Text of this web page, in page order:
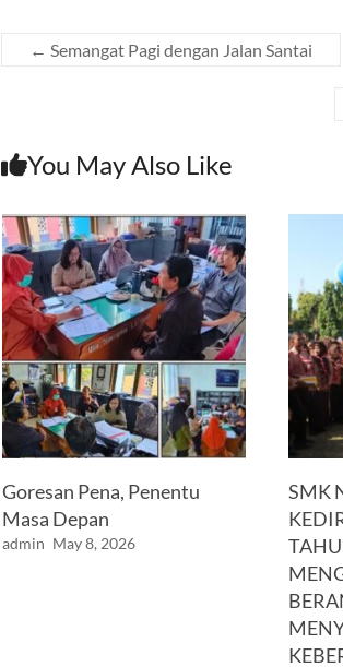
← Semangat Pagi dengan Jalan Santai
You May Also Like
Goresan Pena, Penentu
Masa Depan
admin May 8, 2026
SMK